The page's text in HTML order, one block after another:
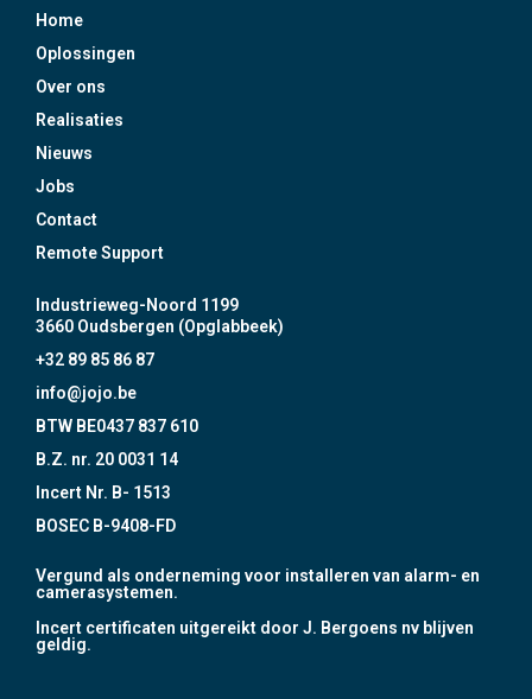
Home
Oplossingen
Over ons
Realisaties
Nieuws
Jobs
Contact
Remote Support
Industrieweg-Noord 1199
3660 Oudsbergen (Opglabbeek)
+32 89 85 86 87
info@jojo.be
BTW BE0437 837 610
B.Z. nr. 20 0031 14
Incert Nr. B- 1513
BOSEC B-9408-FD
Vergund als onderneming voor installeren van alarm- en
camerasystemen.
Incert certificaten uitgereikt door J. Bergoens nv blijven
geldig.